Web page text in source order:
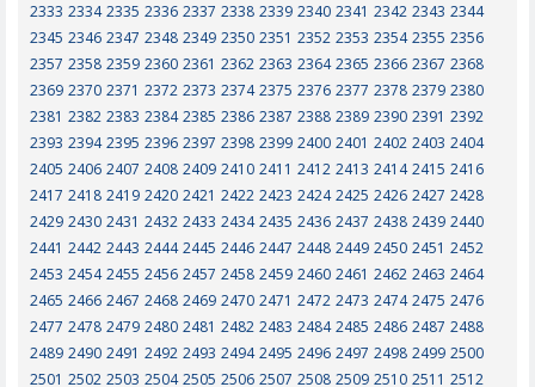
2333 2334 2335 2336 2337 2338 2339 2340 2341 2342 2343 2344
2345 2346 2347 2348 2349 2350 2351 2352 2353 2354 2355 2356
2357 2358 2359 2360 2361 2362 2363 2364 2365 2366 2367 2368
2369 2370 2371 2372 2373 2374 2375 2376 2377 2378 2379 2380
2381 2382 2383 2384 2385 2386 2387 2388 2389 2390 2391 2392
2393 2394 2395 2396 2397 2398 2399 2400 2401 2402 2403 2404
2405 2406 2407 2408 2409 2410 2411 2412 2413 2414 2415 2416
2417 2418 2419 2420 2421 2422 2423 2424 2425 2426 2427 2428
2429 2430 2431 2432 2433 2434 2435 2436 2437 2438 2439 2440
2441 2442 2443 2444 2445 2446 2447 2448 2449 2450 2451 2452
2453 2454 2455 2456 2457 2458 2459 2460 2461 2462 2463 2464
2465 2466 2467 2468 2469 2470 2471 2472 2473 2474 2475 2476
2477 2478 2479 2480 2481 2482 2483 2484 2485 2486 2487 2488
2489 2490 2491 2492 2493 2494 2495 2496 2497 2498 2499 2500
2501 2502 2503 2504 2505 2506 2507 2508 2509 2510 2511 2512